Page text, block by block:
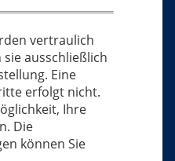
vertraulich
ausschließlich
Eine
nicht.
Ihre
können Sie